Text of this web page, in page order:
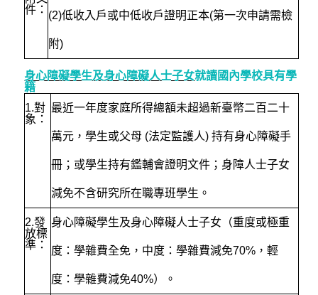
件： (2)低收入戶或中低收戶證明正本(第一次申請需檢
附)
身心障礙學生及身心障礙人士子女就讀國內學校具有學
籍
1.對
象：
最近一年度家庭所得總額未超過新臺幣二百二十
萬元，學生或父母 (法定監護人) 持有身心障礙手
冊；或學生持有鑑輔會證明文件；身障人士子女
減免不含研究所在職專班學生。
2.發
放標
準：
身心障礙學生及身心障礙人士子女（重度或極重
度：學雜費全免，中度：學雜費減免70%，輕
度：學雜費減免40%）。